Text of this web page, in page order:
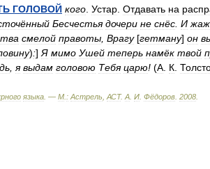
ГОЛОВОЙ кого Устар Отдавать на
Бесчестья дочери не снёс И
смелой правоты Врагу[гетману] он
):] Я мимо Ушей теперь намёк твой
я выдам головою Тебя царю! (А К
языка . — М : Астрель АСТ. А И Фёдоров 2008